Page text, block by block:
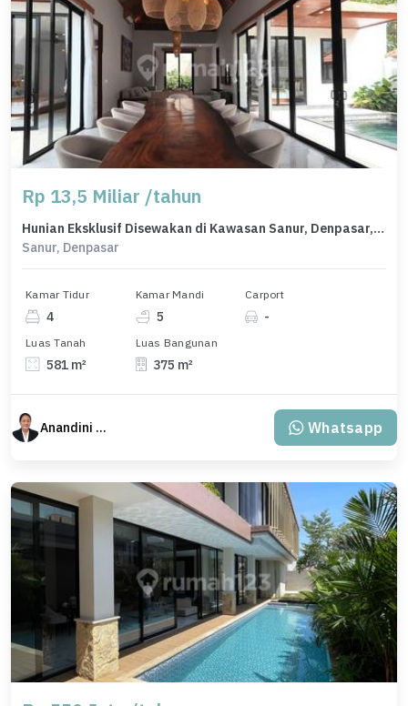
Rp 13,5 Miliar /tahun
Hunian Eksklusif Disewakan di Kawasan Sanur, Denpasar, LB 375m²
Sanur, Denpasar
Kamar Tidur
4
Kamar Mandi
5
Carport
-
Luas Tanah
581 m²
Luas Bangunan
375 m²
Anandini Property Whatsapp